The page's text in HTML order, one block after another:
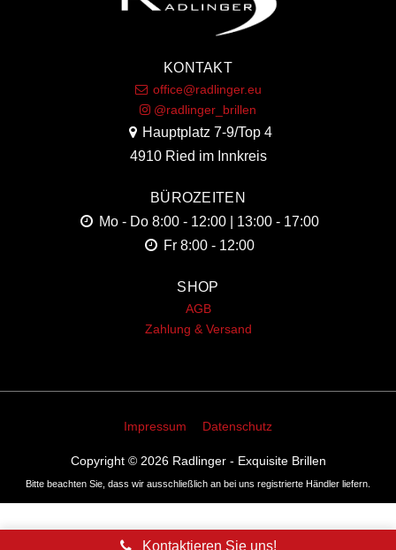
KONTAKT
office@radlinger.eu
@radlinger_brillen
Hauptplatz 7-9/Top 4
4910 Ried im Innkreis
BÜROZEITEN
Mo - Do 8:00 - 12:00 | 13:00 - 17:00
Fr 8:00 - 12:00
SHOP
AGB
Zahlung & Versand
Kontaktieren Sie uns!
Impressum Datenschutz
Copyright © 2026 Radlinger - Exquisite Brillen
Bitte beachten Sie, dass wir ausschließlich an bei uns registrierte Händler liefern.